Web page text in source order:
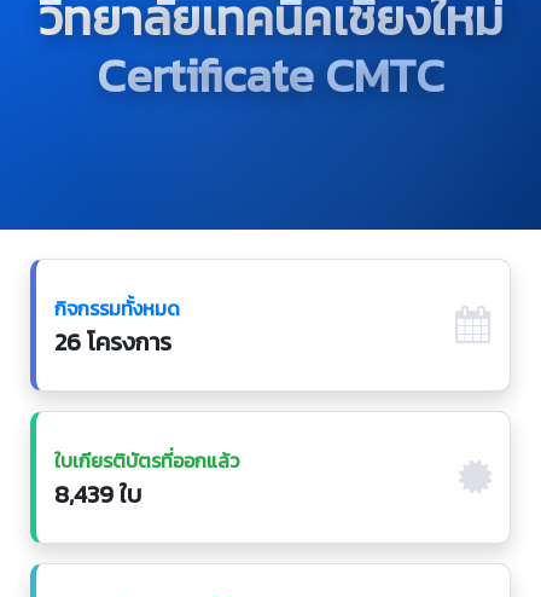
วิทยาลัยเทคนิคเชียงใหม่
Certificate CMTC
กิจกรรมทั้งหมด
26 โครงการ
ใบเกียรติบัตรที่ออกแล้ว
8,439 ใบ